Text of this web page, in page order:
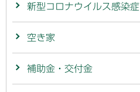
新型コロナウイルス感染症
空き家
補助金・交付金